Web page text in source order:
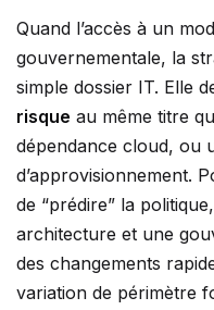
Quand l’accès à un
gouvernementale, la
simple dossier IT. Elle
risque au même titre
dépendance cloud, ou
d’approvisionnement.
de “prédire” la
architecture et une
des changements
variation de périmètre